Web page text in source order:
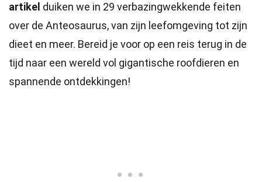
artikel duiken we in 29 verbazingwekkende feiten
over de Anteosaurus, van zijn leefomgeving tot zijn
dieet en meer. Bereid je voor op een reis terug in de
tijd naar een wereld vol gigantische roofdieren en
spannende ontdekkingen!